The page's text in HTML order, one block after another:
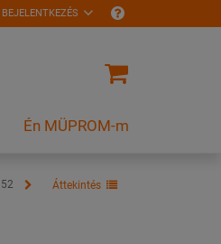
BEJELENTKEZÉS
Én MÜPROM-m
Áttekintés